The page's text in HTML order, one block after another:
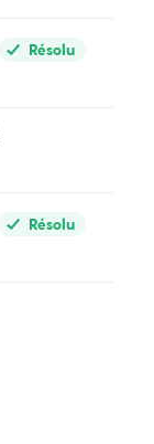
Résolu
Résolu